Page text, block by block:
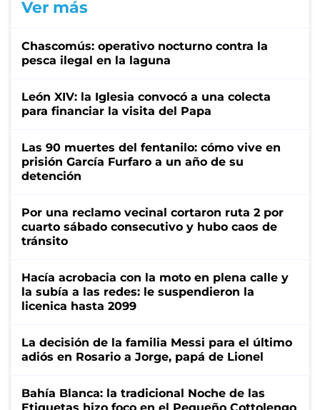
Ver más
Chascomús: operativo nocturno contra la
pesca ilegal en la laguna
León XIV: la Iglesia convocó a una colecta
para financiar la visita del Papa
Las 90 muertes del fentanilo: cómo vive en
prisión García Furfaro a un año de su
detención
Por una reclamo vecinal cortaron ruta 2 por
cuarto sábado consecutivo y hubo caos de
tránsito
Hacía acrobacia con la moto en plena calle y
la subía a las redes: le suspendieron la
licenica hasta 2099
La decisión de la familia Messi para el último
adiós en Rosario a Jorge, papá de Lionel
Bahía Blanca: la tradicional Noche de las